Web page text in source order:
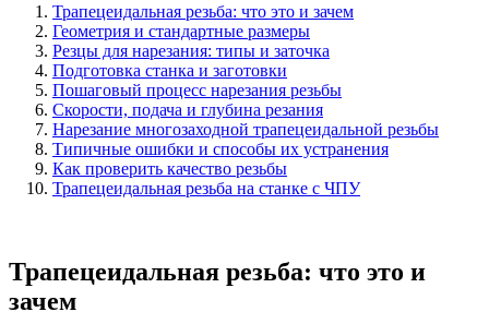
Трапецеидальная резьба: что это и зачем
Геометрия и стандартные размеры
Резцы для нарезания: типы и заточка
Подготовка станка и заготовки
Пошаговый процесс нарезания резьбы
Скорости, подача и глубина резания
Нарезание многозаходной трапецеидальной резьбы
Типичные ошибки и способы их устранения
Как проверить качество резьбы
Трапецеидальная резьба на станке с ЧПУ
Трапецеидальная резьба: что это и
зачем